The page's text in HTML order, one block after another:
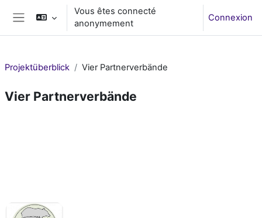
Passer au contenu principal
Panneau latéral
Vous êtes connecté
anonymement
Connexion
Projektüberblick Vier Partnerverbände
Vier Partnerverbände